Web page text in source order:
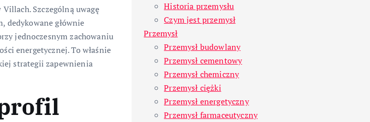
Szczególną uwagę
dedykowane głównie
jednoczesnym zachowaniu
energetycznej. To właśnie
strategii zapewnienia
Historia przemysłu
Czym jest przemysł
Przemysł
Przemysł budowlany
Przemysł cementowy
Przemysł chemiczny
Przemysł ciężki
Przemysł energetyczny
Przemysł farmaceutyczny